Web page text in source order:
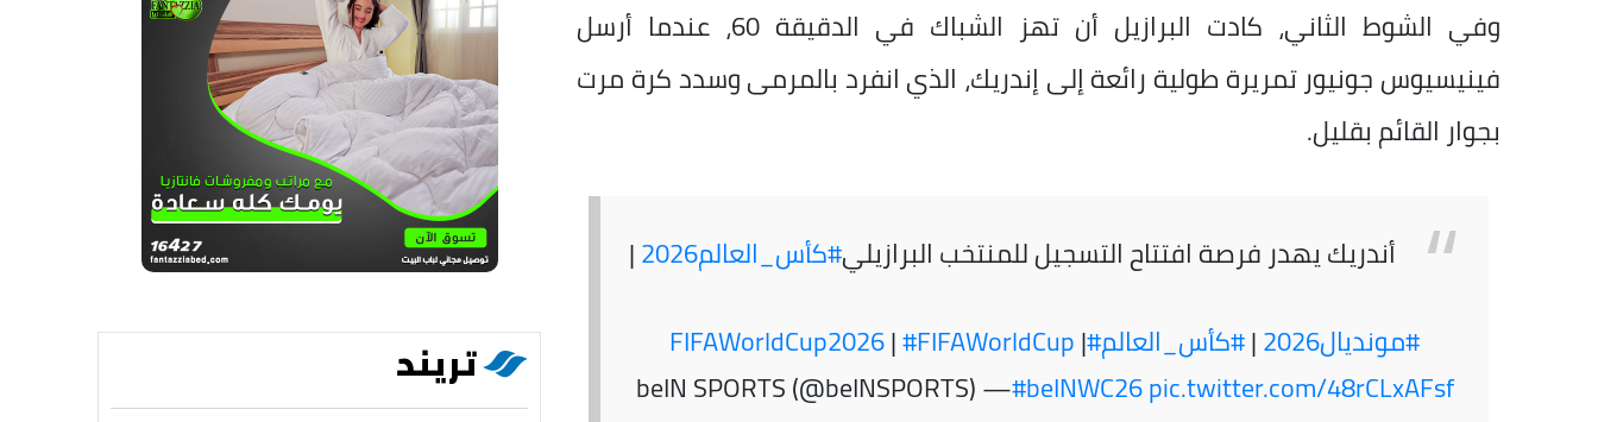
وفي الشوط الثاني، كادت البرازيل أن تهز الشباك في الدقيقة 60، عندما أرسل
فينيسيوس جونيور تمريرة طولية رائعة إلى إندريك، الذي انفرد بالمرمى وسدد كرة مرت
بجوار القائم بقليل.
أندريك يهدر فرصة افتتاح التسجيل للمنتخب البرازيلي#كأس_العالم2026
|
#مونديال2026
|#كأس_العالم#FIFAWorldCup2026
|#FIFAWorldCup|
#beINWC26pic.twitter.com/48rCLxAFsf
— beIN SPORTS (@beINSPORTS) تريند